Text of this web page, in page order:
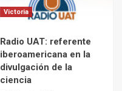
Victoria
Radio UAT: referente
iberoamericana en la
divulgación de la
ciencia